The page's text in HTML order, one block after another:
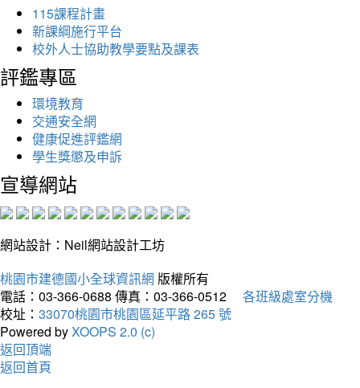
115課程計畫
新課綱施行平台
校外人士協助教學要點及課表
評鑑專區
環境教育
交通安全網
健康促進評鑑網
學生獎懲及申訴
宣導網站
網站設計：Neil網站設計工坊
桃園市建德國小全球資訊網 版權所有
電話：03-366-0688 傳真：03-366-0512
各班級處室分機
校址： 33070桃園市桃園區延平路 265 號
Powered byXOOPS 2.0 (c)
返回頂端
返回首頁